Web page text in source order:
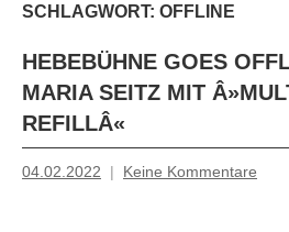
SCHLAGWORT: OFFLINE
HEBEBÜHNE GOES
MARIA SEITZ MIT
REFILLÂ«
04.02.2022
Mosche
Keine Kommentare